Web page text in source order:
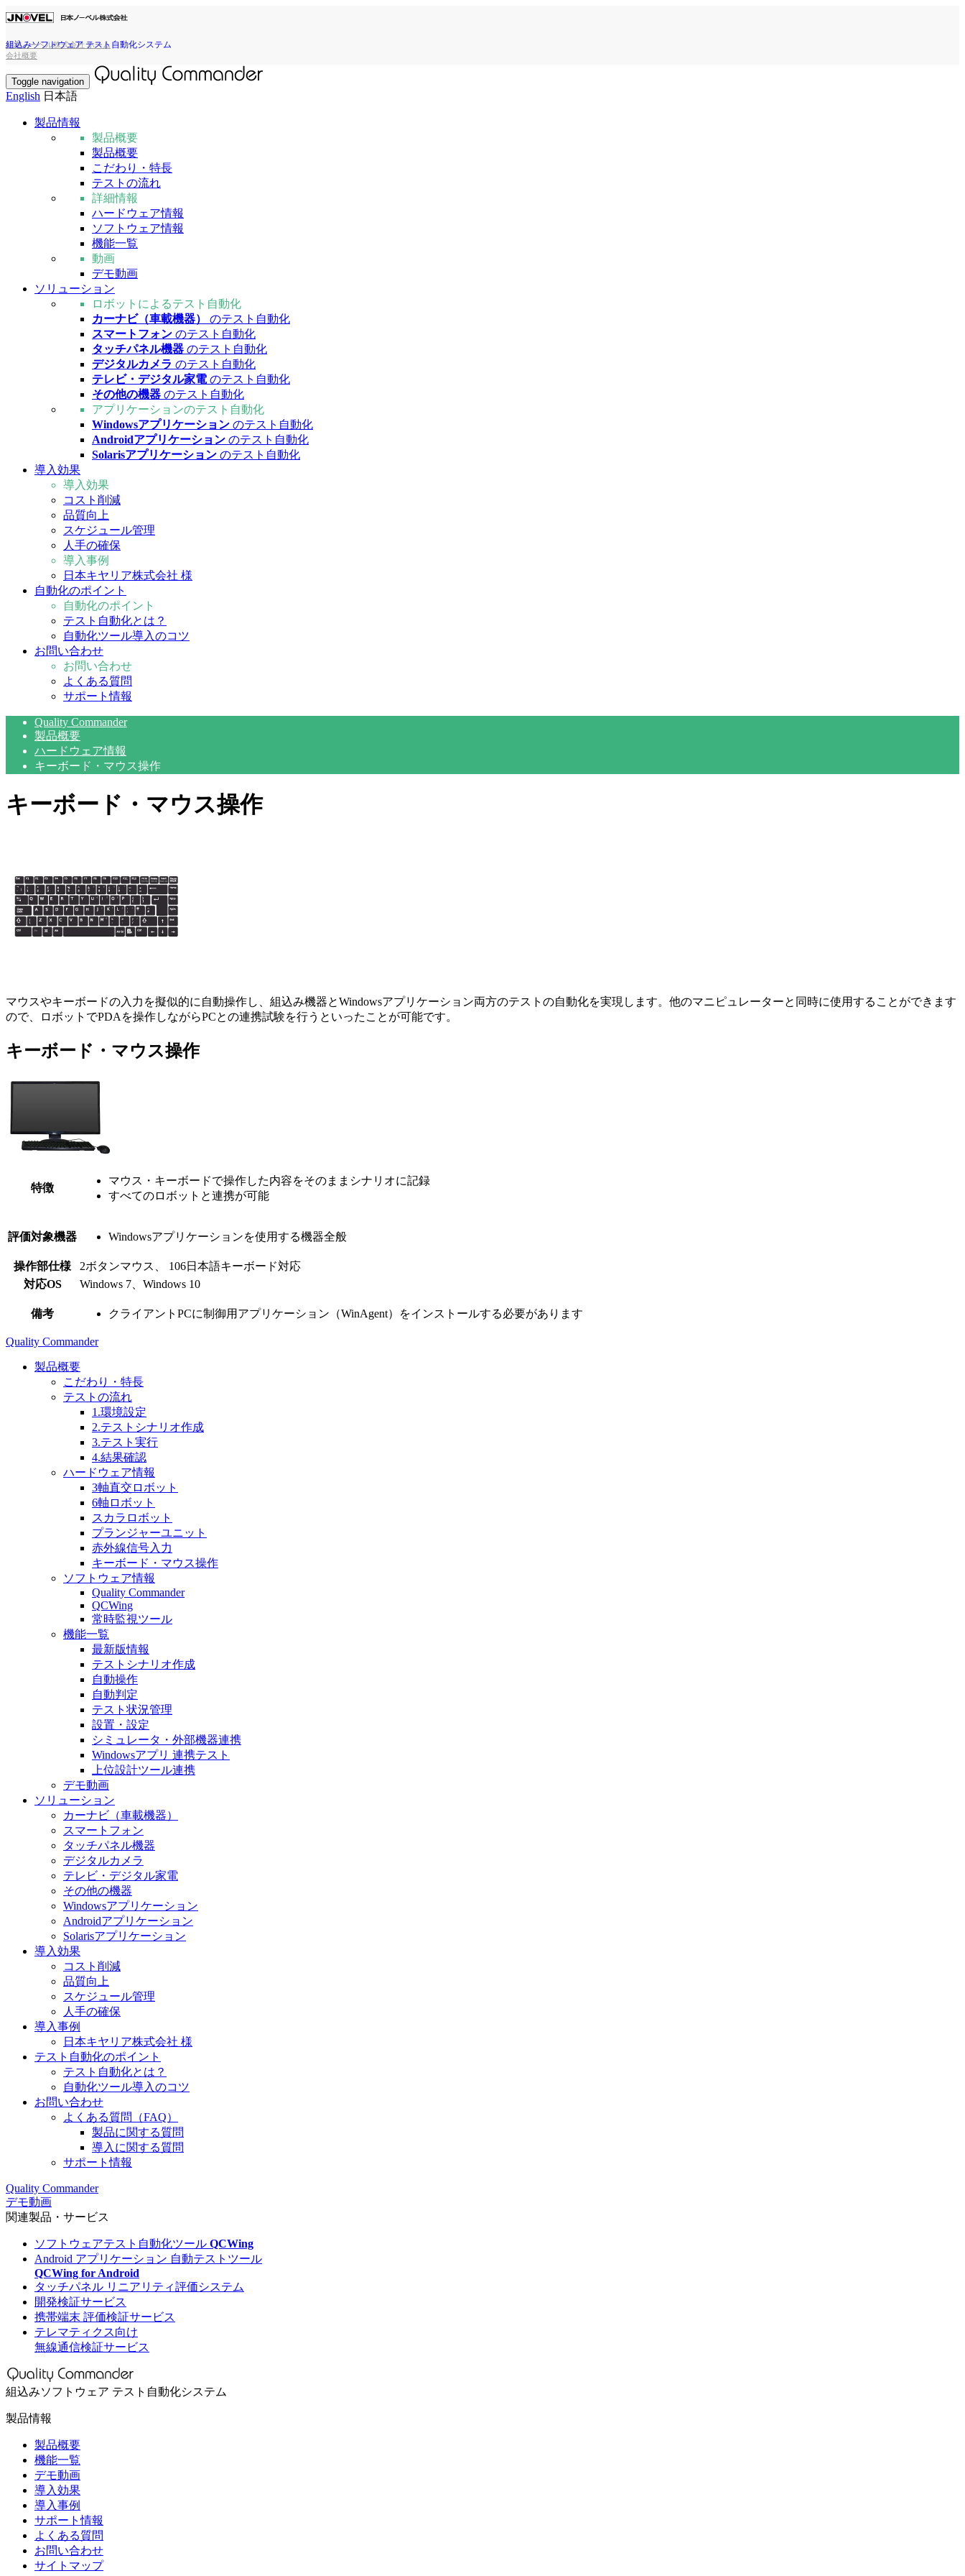
日本ノーベル株式会社 ホーム
会社概要
Toggle navigation
組込みソフトウェア テスト自動化システム
English 日本語
製品情報
製品概要
製品概要
こだわり・特長
テストの流れ
詳細情報
ハードウェア情報
ソフトウェア情報
機能一覧
動画
デモ動画
ソリューション
ロボットによるテスト自動化
カーナビ（車載機器）
のテスト自動化
スマートフォン のテスト自動化
タッチパネル機器 のテスト自動化
デジタルカメラ のテスト自動化
テレビ・デジタル家電のテスト自動化
その他の機器 のテスト自動化
アプリケーションのテスト自動化
Windowsアプリケーション のテスト自動化
Androidアプリケーション のテスト自動化
Solarisアプリケーション のテスト自動化
導入効果
導入効果
コスト削減
品質向上
スケジュール管理
人手の確保
導入事例
日本キヤリア株式会社 様
自動化のポイント
自動化のポイント
テスト自動化とは？
自動化ツール導入のコツ
お問い合わせ
お問い合わせ
よくある質問
サポート情報
Quality Commander
製品概要
ハードウェア情報
キーボード・マウス操作
キーボード・マウス操作
マウスやキーボードの入力を擬似的に自動操作し、組込み機器とWindowsアプリケーション両方のテストの自動化を実現します。他のマニピュレーターと同時に使用することができます
ので、ロボットでPDAを操作しながらPCとの連携試験を行うといったことが可能です。
キーボード・マウス操作
特徴
マウス・キーボードで操作した内容をそのままシナリオに記録
すべてのロボットと連携が可能
評価対象機器 Windowsアプリケーションを使用する機器全般
操作部仕様
2ボタンマウス、 106日本語キーボード対応
対応OS
Windows 7、Windows 10
備考 クライアントPCに制御用アプリケーション（WinAgent）をインストールする必要があります
Quality Commander
製品概要
こだわり・特長
テストの流れ
1.環境設定
2.テストシナリオ作成
3.テスト実行
4.結果確認
ハードウェア情報
3軸直交ロボット
6軸ロボット
スカラロボット
プランジャーユニット
赤外線信号入力
キーボード・マウス操作
ソフトウェア情報
Quality Commander
QCWing
常時監視ツール
機能一覧
最新版情報
テストシナリオ作成
自動操作
自動判定
テスト状況管理
設置・設定
シミュレータ・外部機器連携
Windowsアプリ 連携テスト
上位設計ツール連携
デモ動画
ソリューション
カーナビ（車載機器）
スマートフォン
タッチパネル機器
デジタルカメラ
テレビ・デジタル家電
その他の機器
Windowsアプリケーション
Androidアプリケーション
Solarisアプリケーション
導入効果
コスト削減
品質向上
スケジュール管理
人手の確保
導入事例
日本キヤリア株式会社 様
テスト自動化のポイント
テスト自動化とは？
自動化ツール導入のコツ
お問い合わせ
よくある質問（FAQ）
製品に関する質問
導入に関する質問
サポート情報
Quality Commander
デモ動画
関連製品・サービス
ソフトウェアテスト自動化ツール QCWing
Android アプリケーション 自動テストツール
QCWing for Android
タッチパネル リニアリティ評価システム
開発検証サービス
携帯端末 評価検証サービス
テレマティクス向け
無線通信検証サービス
組込みソフトウェア テスト自動化システム
製品情報
製品概要
機能一覧
デモ動画
導入効果
導入事例
サポート情報
よくある質問
お問い合わせ
サイトマップ